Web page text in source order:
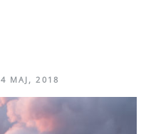
4 MAJ, 2018